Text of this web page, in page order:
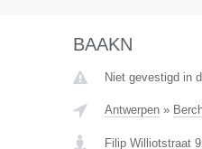
BAAKN
Niet gevestigd in
Antwerpen»
Filip Williotstraat 9